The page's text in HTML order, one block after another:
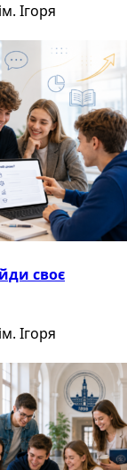
Ігоря
своє
Ігоря